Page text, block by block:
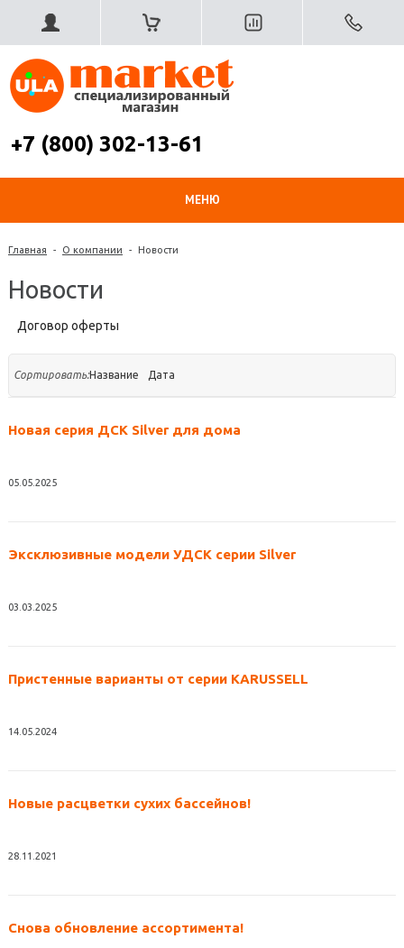
+7 (800) 302-13-61
МЕНЮ
Главная - О компании - Новости
Новости
Договор оферты
Сортировать:Название Дата
Новая серия ДСК Silver для дома
05.05.2025
Эксклюзивные модели УДСК серии Silver
03.03.2025
Пристенные варианты от серии KARUSSELL
14.05.2024
Новые расцветки сухих бассейнов!
28.11.2021
Снова обновление ассортимента!